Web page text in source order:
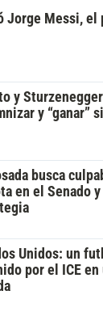
Jorge Messi, el
y
y “ganar”
busca
en el Senado
Unidos: un
por el ICE